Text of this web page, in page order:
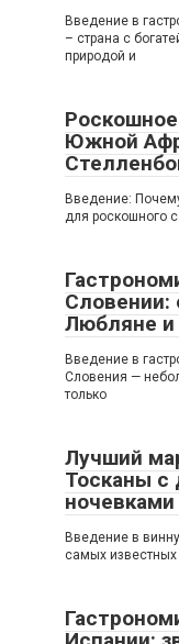
Введение в
– страна с
природой и
Южной
Введение:
для роскошного
Словении:
Любляне и
Введение в
Словения —
только
Лучший
Тосканы с
ночевками
Введение в
самых